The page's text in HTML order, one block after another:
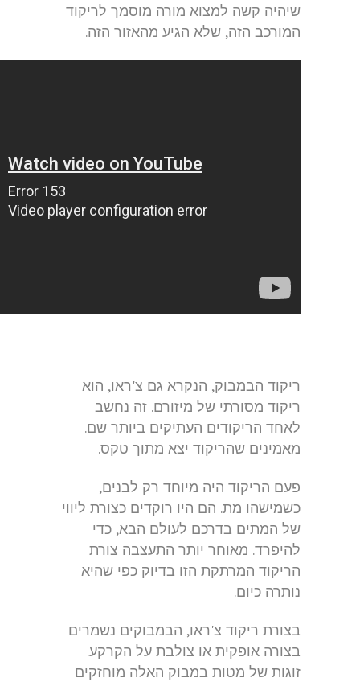
שיהיה קשה למצוא מורה מוסמך לריקוד
המורכב הזה, שלא הגיע מהאזור הזה.
ריקוד הבמבוק, הנקרא גם צ'ראו, הוא
ריקוד מסורתי של מיזורם. זה נחשב
לאחד הריקודים העתיקים ביותר שם.
מאמינים שהריקוד יצא מתוך טקס.
פעם הריקוד היה מיוחד רק לבנים,
כשמישהו מת. הם היו רוקדים כצורת ליווי
של המתים בדרכם לעולם הבא, כדי
להיפרד. מאוחר יותר התעצבה צורת
הריקוד המרתקת הזו בדיוק כפי שהיא
נותרה כיום.
בצורת ריקוד צ'ראו, הבמבוקים נשמרים
בצורה אופקית או צולבת על הקרקע.
זוגות של מטות במבוק האלה מוחזקים